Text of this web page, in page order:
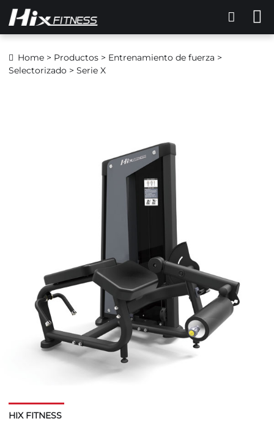
Home > Productos > Entrenamiento de fuerza >
Selectorizado > Serie X
HIX FITNESS